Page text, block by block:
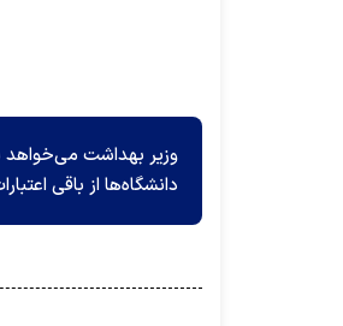
وزیر بهداشت می‌خواهد
دانشگاه‌ها از باقی